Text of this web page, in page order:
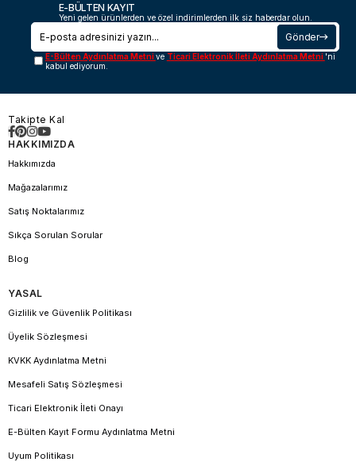
E-BÜLTEN KAYIT
Yeni gelen ürünlerden ve özel indirimlerden ilk siz haberdar olun.
Gönder
E-Bülten Aydınlatma Metnive Ticari Elektronik İleti Aydınlatma Metni 'ni
kabul ediyorum.
Takipte Kal
HAKKIMIZDA
Hakkımızda
Mağazalarımız
Satış Noktalarımız
Sıkça Sorulan Sorular
Blog
YASAL
Gizlilik ve Güvenlik Politikası
Üyelik Sözleşmesi
KVKK Aydınlatma Metni
Mesafeli Satış Sözleşmesi
Ticari Elektronik İleti Onayı
E-Bülten Kayıt Formu Aydınlatma Metni
Uyum Politikası